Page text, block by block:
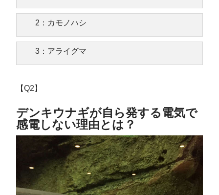
2：カモノハシ
3：アライグマ
【Q2】
デンキウナギが自ら発する電気で
感電しない理由とは？